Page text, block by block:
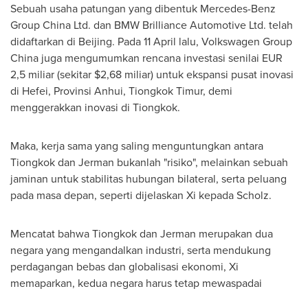
Sebuah usaha patungan yang dibentuk Mercedes-Benz
Group China Ltd. dan BMW Brilliance Automotive Ltd. telah
didaftarkan di Beijing. Pada 11 April lalu, Volkswagen Group
China juga mengumumkan rencana investasi senilai EUR
2,5 miliar (sekitar $2,68 miliar) untuk ekspansi pusat inovasi
di Hefei, Provinsi Anhui, Tiongkok Timur, demi
menggerakkan inovasi di Tiongkok.
Maka, kerja sama yang saling menguntungkan antara
Tiongkok dan Jerman bukanlah "risiko", melainkan sebuah
jaminan untuk stabilitas hubungan bilateral, serta peluang
pada masa depan, seperti dijelaskan Xi kepada Scholz.
Mencatat bahwa Tiongkok dan Jerman merupakan dua
negara yang mengandalkan industri, serta mendukung
perdagangan bebas dan globalisasi ekonomi, Xi
memaparkan, kedua negara harus tetap mewaspadai